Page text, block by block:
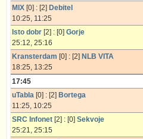
MIX [0] : [2] Debitel
10:25, 11:25
Isto dobr [2] : [0] Gorje
25:12, 25:16
Kransterdam [0] : [2] NLB VITA
18:25, 13:25
17:45
uTabla [0] : [2] Bortega
11:25, 10:25
SRC Infonet [2] : [0] Sekvoje
25:21, 25:15